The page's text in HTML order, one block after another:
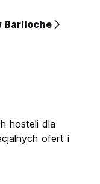
Bariloche
hosteli dla
ofert i